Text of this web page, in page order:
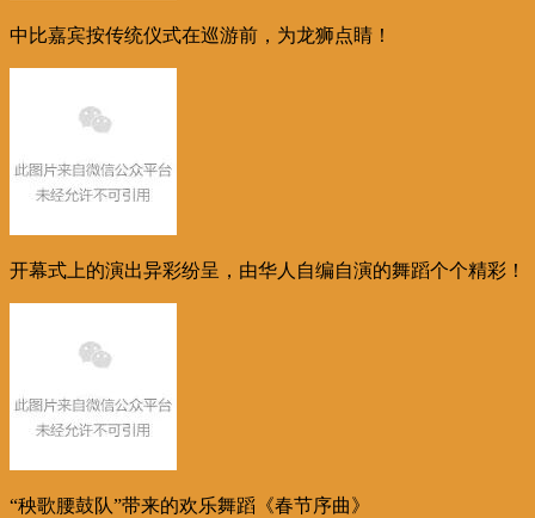
中比嘉宾按传统仪式在巡游前，为龙狮点睛！
开幕式上的演出异彩纷呈，由华人自编自演的舞蹈个个精彩！
“秧歌腰鼓队”带来的欢乐舞蹈《春节序曲》